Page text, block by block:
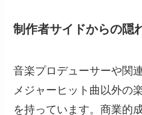
制作者サイドからの隠
音楽プロデューサーや関
メジャーヒット曲以外の
を持っています。商業的